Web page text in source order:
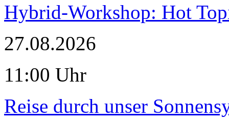
Hybrid-Workshop: Hot
27.08.2026
11:00 Uhr
Reise durch unser